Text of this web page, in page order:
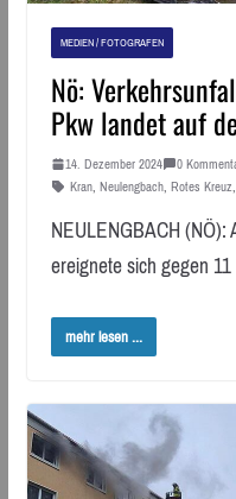
MEDIEN / FOTOGRAFEN
Nö:
Pkw landet auf
14. Dezember 2024
0
Kran, Neulengbach, Rotes Kreuz,
NEULENGBACH
ereignete sich gegen
mehr lesen ...